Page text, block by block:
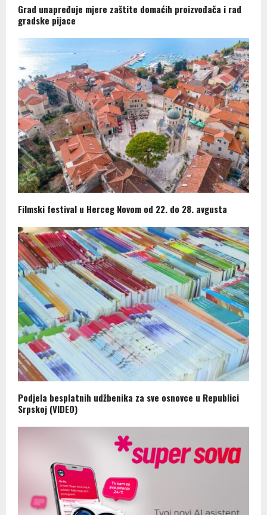
Grad unapređuje mjere zaštite domaćih proizvođača i rad
gradske pijace
Filmski festival u Herceg Novom od 22. do 28. avgusta
Podjela besplatnih udžbenika za sve osnovce u Republici
Srpskoj (VIDEO)